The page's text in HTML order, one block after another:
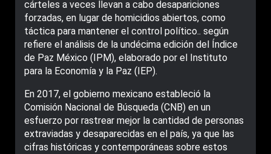
cárteles a veces llevan a cabo desapariciones
forzadas, en lugar de homicidios abiertos, como
táctica para mantener el control político.. según
refiere el análisis de la undécima edición del Índice
de Paz México (IPM), elaborado por el Instituto
para la Economía y la Paz (IEP).
En 2017, el gobierno mexicano estableció la
Comisión Nacional de Búsqueda (CNB) en un
esfuerzo por rastrear mejor la cantidad de personas
extraviadas y desaparecidas en el país, ya que las
cifras históricas y contemporáneas sobre estos